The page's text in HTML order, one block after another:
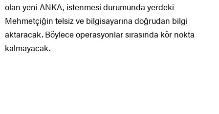
olan yeni ANKA, istenmesi durumunda yerdeki
Mehmetçiğin telsiz ve bilgisayarına doğrudan bilgi
aktaracak. Böylece operasyonlar sırasında kör nokta
kalmayacak.